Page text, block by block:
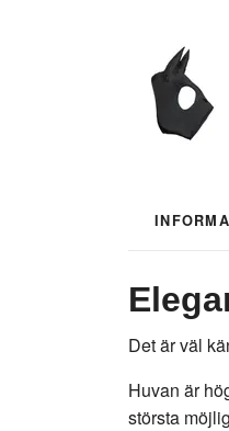
Det är väl
Huvan är
största